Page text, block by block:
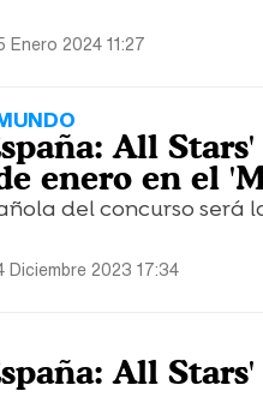
Enero 2024 11:27
All
enero en el
del concurso será
Diciembre 2023 17:34
All